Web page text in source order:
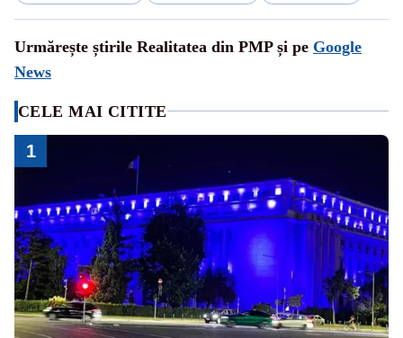
Urmărește știrile Realitatea din PMP și pe Google
News
CELE MAI CITITE
1